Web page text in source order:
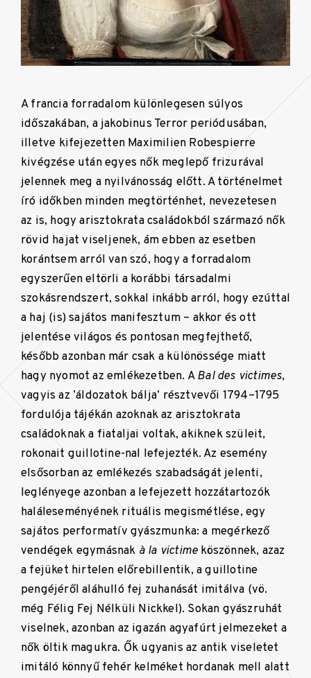
A francia forradalom különlegesen súlyos
időszakában, a jakobinus Terror periódusában,
illetve kifejezetten Maximilien Robespierre
kivégzése után egyes nők meglepő frizurával
jelennek meg a nyilvánosság előtt. A történelmet
író időkben minden megtörténhet, nevezetesen
az is, hogy arisztokrata családokból származó nők
rövid hajat viseljenek, ám ebben az esetben
korántsem arról van szó, hogy a forradalom
egyszerűen eltörli a korábbi társadalmi
szokásrendszert, sokkal inkább arról, hogy ezúttal
a haj (is) sajátos manifesztum – akkor és ott
jelentése világos és pontosan megfejthető,
később azonban már csak a különössége miatt
hagy nyomot az emlékezetben. ABal des victimes,
vagyis az ’áldozatok bálja’ résztvevői 1794–1795
fordulója tájékán azoknak az arisztokrata
családoknak a fiataljai voltak, akiknek szüleit,
rokonait guillotine-nal lefejezték. Az esemény
elsősorban az emlékezés szabadságát jelenti,
leglényege azonban a lefejezett hozzátartozók
haláleseményének rituális megismétlése, egy
sajátos performatív gyászmunka: a megérkező
vendégek egymásnak à la victime köszönnek, azaz
a fejüket hirtelen előrebillentik, a guillotine
pengéjéről aláhulló fej zuhanását imitálva (vö.
még Félig Fej Nélküli Nickkel). Sokan gyászruhát
viselnek, azonban az igazán agyafúrt jelmezeket a
nők öltik magukra. Ők ugyanis az antik viseletet
imitáló könnyű fehér kelméket hordanak mell alatt